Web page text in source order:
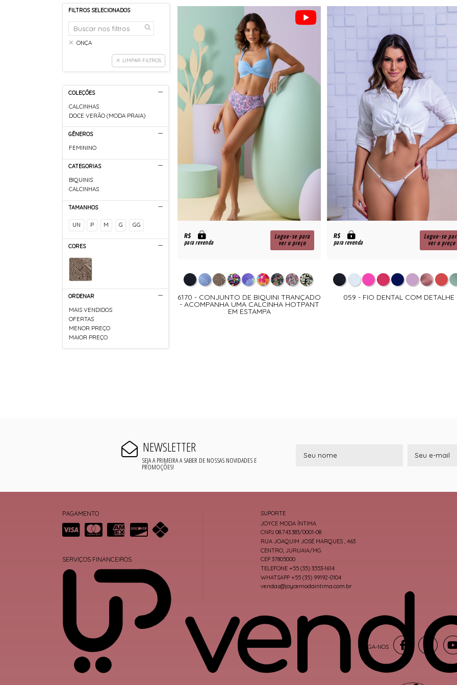
FILTROS SELECIONADOS
ONÇA
LIMPAR FILTROS
COLEÇÕES
CALCINHAS
DOCE VERÃO (MODA PRAIA)
GÊNEROS
FEMININO
CATEGORIAS
BIQUINIS
CALCINHAS
TAMANHOS
UN P M G GG
CORES
ORDENAR
MAIS VENDIDOS
OFERTAS
MENOR PREÇO
MAIOR PREÇO
R$
para revenda
Logue-se para
ver o preço
6170 - CONJUNTO DE BIQUINI TRANÇADO
- ACOMPANHA UMA CALCINHA HOTPANT
EM ESTAMPA
R$
para revenda
Logue-se
ver o preço
059 - FIO DENTAL COM DETALHE
NEWSLETTER
SEJA A PRIMEIRA A SABER DE NOSSAS NOVIDADES E
PROMOÇÕES!
PAGAMENTO
SERVIÇOS FINANCEIROS
SUPORTE
JOYCE MODA ÍNTIMA
CNPJ 08.743.383/0001-08
RUA JOAQUIM JOSÉ MARQUES , 463
CENTRO, JURUAIA/MG
CEP 37805000
TELEFONE +55 (35) 3553-1614
WHATSAPP +55 (35) 99192-0104
vendas@joycemodaintima.com.br